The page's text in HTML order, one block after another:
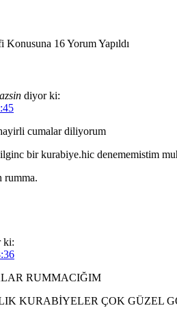
16 Yorum Yapıldı
diyor ki:
cumalar diliyorum
bir kurabiye.hic denememistim
rumma.
ki:
RUMMACIĞIM
KURABİYELER ÇOK GÜZEL